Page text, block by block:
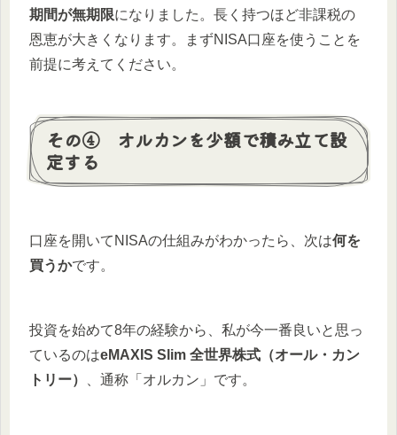
期間が無期限になりました。長く持つほど非課税の
恩恵が大きくなります。まずNISA口座を使うことを
前提に考えてください。
その④ オルカンを少額で積み立て設
定する
口座を開いてNISAの仕組みがわかったら、次は何を
買うかです。
投資を始めて8年の経験から、私が今一番良いと思っ
ているのはeMAXIS Slim 全世界株式（オール・カン
トリー）
、通称「オルカン」です。